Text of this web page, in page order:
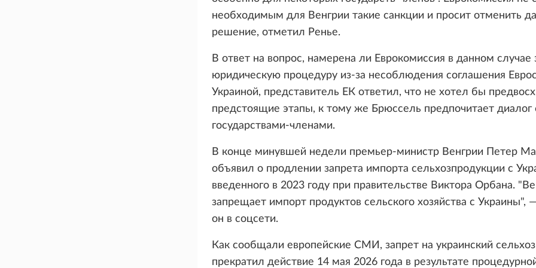
необходимым для Венгрии такие санкции и просит отменить
решение, отметил Ренье.
В ответ на вопрос, намерена ли Еврокомиссия в данном случае
юридическую процедуру из-за несоблюдения соглашения
Украиной, представитель ЕК ответил, что не хотел бы
предстоящие этапы, к тому же Брюссель предпочитает диалог
государствами-членами.
В конце минувшей недели премьер-министр Венгрии Петер
объявил о продлении запрета импорта сельхозпродукции с
введенного в 2023 году при правительстве Виктора Орбана.
запрещает импорт продуктов сельского хозяйства с Украины",
он в соцсети.
Как сообщали европейские СМИ, запрет на украинский
прекратил действие 14 мая 2026 года в результате